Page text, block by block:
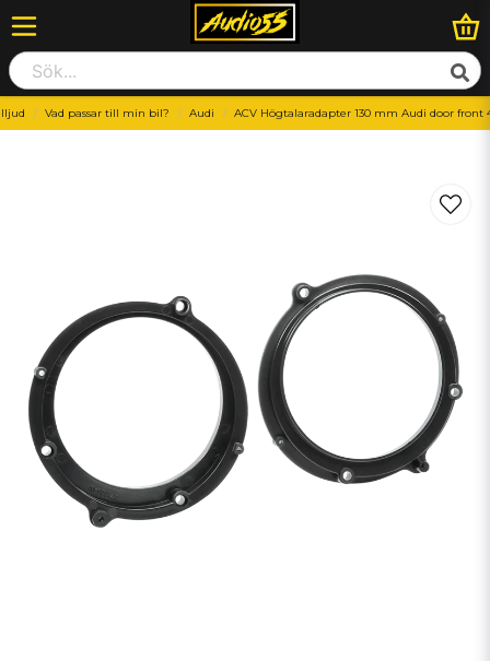
Vad passar till min bil? Audi ACV Högtalaradapter 130 mm Audi door front